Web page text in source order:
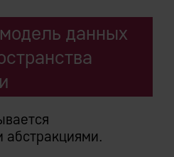
данных